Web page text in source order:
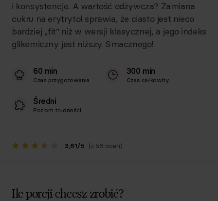
i konsystencje. A wartość odżywcza? Zamiana
cukru na erytrytol sprawia, że ciasto jest nieco
bardziej „fit” niż w wersji klasycznej, a jego indeks
glikemiczny jest niższy. Smacznego!
60 min
Czas przygotowania
300 min
Czas całkowity
Średni
Poziom trudności
3,61/5 (z 56 ocen)
Ile porcji chcesz zrobić?